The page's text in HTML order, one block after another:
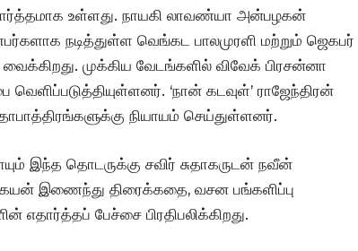
உள்ளது. நாயகி லாவண்யா அன்பழகன்
நடித்துள்ள வெங்கட பாலமுரளி மற்றும் ஜெகபர்
முக்கிய வேடங்களில் விவேக் பிரசன்னா
வெளிப்படுத்தியுள்ளனர். ‘நான் கடவுள்’ ராஜேந்திரன்
நியாயம் செய்துள்ளனர்.
இந்த தொடருக்கு சவிர் சுதாகருடன் நவீன்
இணைந்து திரைக்கதை, வசன பங்களிப்பு
பேச்சை பிரதிபலிக்கிறது.